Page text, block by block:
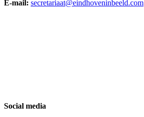
E-mail: secretariaat@eindhoveninbeeld.com
Social media